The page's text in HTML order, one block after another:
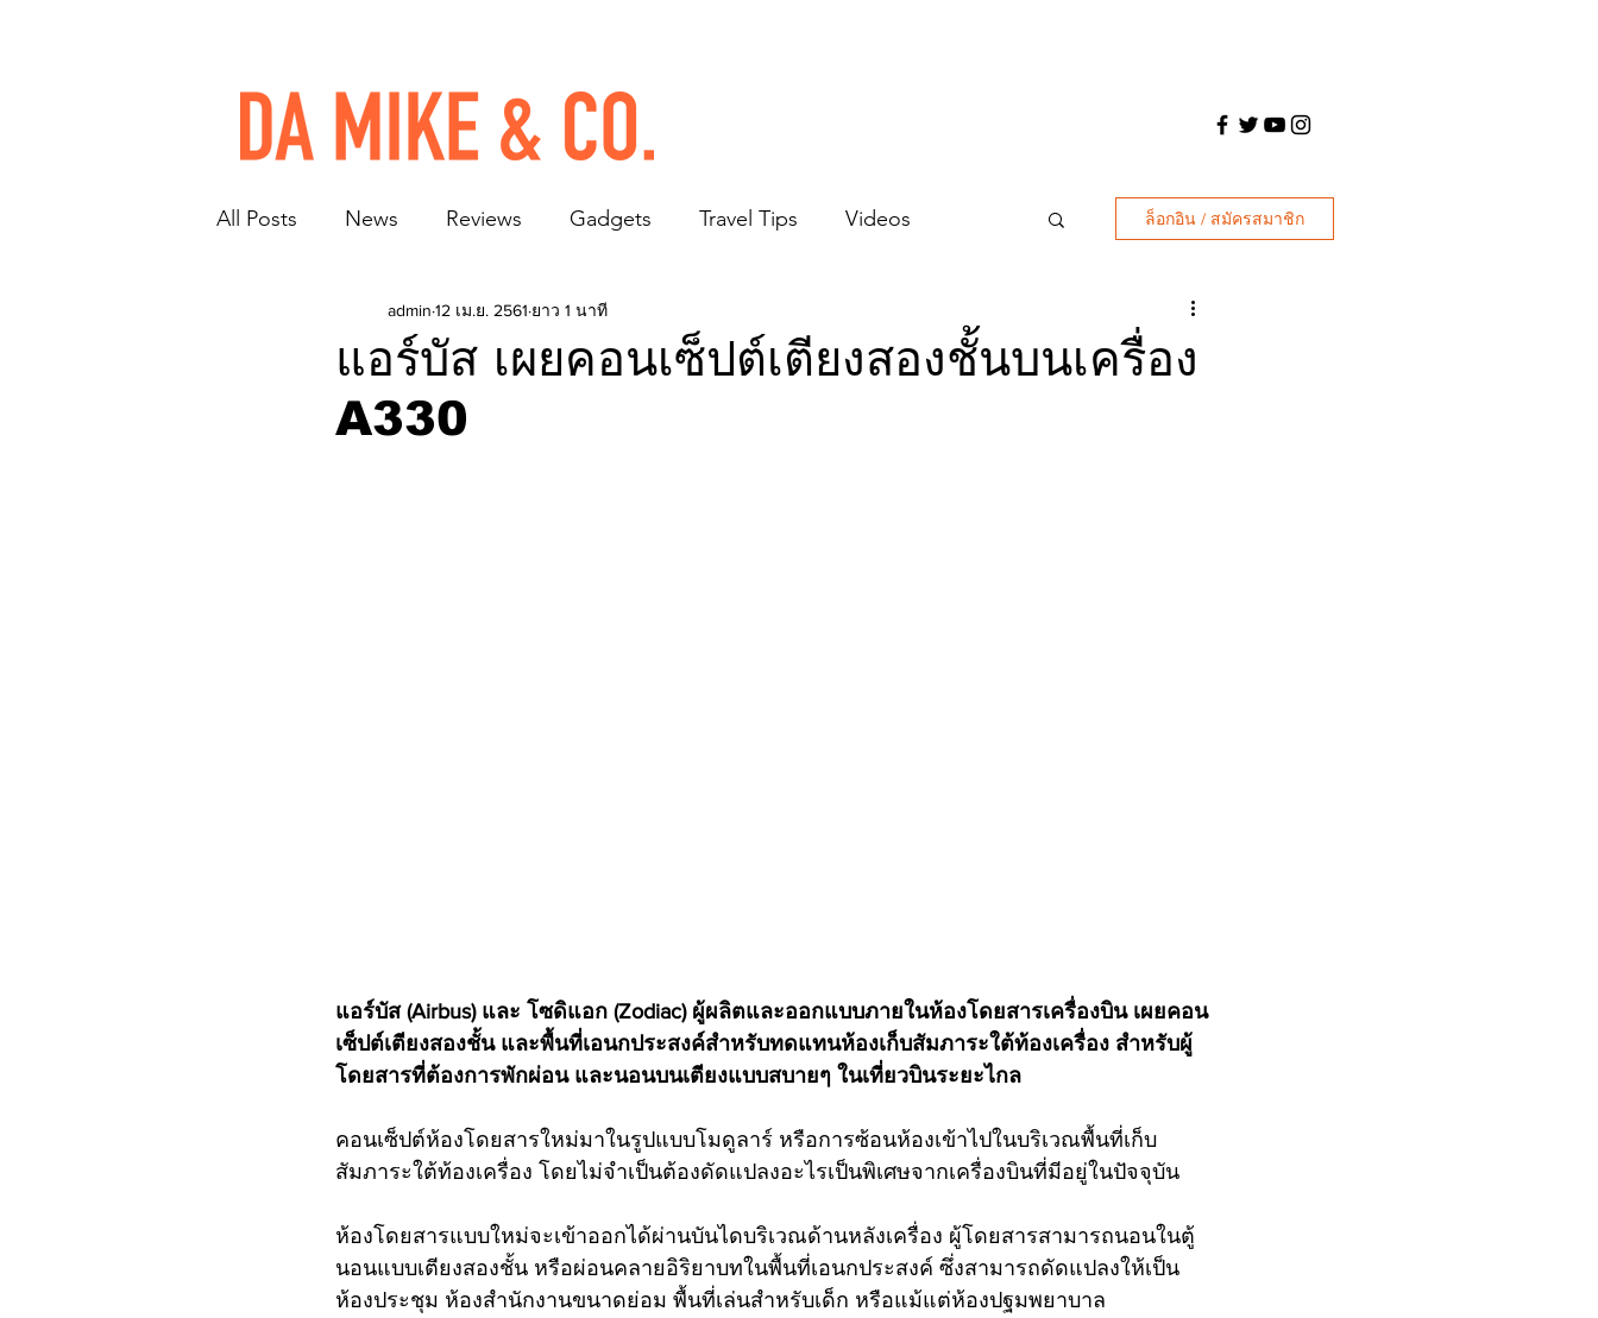
All Posts News Reviews Gadgets Travel Tips Videos ล็อกอิน / สมัครสมาชิก
แอร์บัส เผยคอนเซ็ปต์เตียงสองชั้นบนเครื่อง
A330
admin 12 เม.ย. 2561 ยาว 1 นาที
แอร์บัส (Airbus) และ โซดิแอก (Zodiac) ผู้ผลิตและออกแบบภายในห้องโดยสารเครื่องบิน เผยคอน
เซ็ปต์เตียงสองชั้น และพื้นที่เอนกประสงค์สำหรับทดแทนห้องเก็บสัมภาระใต้ท้องเครื่อง สำหรับผู้
โดยสารที่ต้องการพักผ่อน และนอนบนเตียงแบบสบายๆ ในเที่ยวบินระยะไกล
คอนเซ็ปต์ห้องโดยสารใหม่มาในรูปแบบโมดูลาร์ หรือการซ้อนห้องเข้าไปในบริเวณพื้นที่เก็บ
สัมภาระใต้ท้องเครื่อง โดยไม่จำเป็นต้องดัดแปลงอะไรเป็นพิเศษจากเครื่องบินที่มีอยู่ในปัจจุบัน
ห้องโดยสารแบบใหม่จะเข้าออกได้ผ่านบันไดบริเวณด้านหลังเครื่อง ผู้โดยสารสามารถนอนในตู้
นอนแบบเตียงสองชั้น หรือผ่อนคลายอิริยาบทในพื้นที่เอนกประสงค์ ซึ่งสามารถดัดแปลงให้เป็น
ห้องประชุม ห้องสำนักงานขนาดย่อม พื้นที่เล่นสำหรับเด็ก หรือแม้แต่ห้องปฐมพยาบาล